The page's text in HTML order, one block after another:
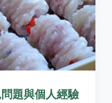
題與個人經驗